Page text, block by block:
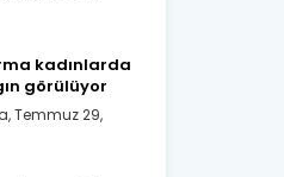
kadınlarda
görülüyor
Temmuz 29,